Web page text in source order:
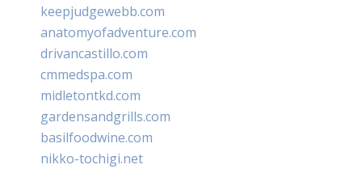
keepjudgewebb.com
anatomyofadventure.com
drivancastillo.com
cmmedspa.com
midletontkd.com
gardensandgrills.com
basilfoodwine.com
nikko-tochigi.net